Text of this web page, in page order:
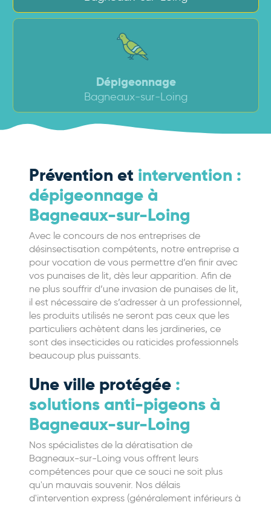
Dépigeonnage
Bagneaux-sur-Loing
Prévention et intervention :
dépigeonnage à
Bagneaux-sur-Loing
Avec le concours de nos entreprises de
désinsectisation compétents, notre entreprise a
pour vocation de vous permettre d’en finir avec
vos punaises de lit, dès leur apparition. Afin de
ne plus souffrir d’une invasion de punaises de lit,
il est nécessaire de s’adresser à un professionnel,
les produits utilisés ne seront pas ceux que les
particuliers achètent dans les jardineries, ce
sont des insecticides ou raticides professionnels
beaucoup plus puissants.
Une ville protégée :
solutions anti-pigeons à
Bagneaux-sur-Loing
Nos spécialistes de la dératisation de
Bagneaux-sur-Loing vous offrent leurs
compétences pour que ce souci ne soit plus
qu'un mauvais souvenir. Nos délais
d'intervention express (généralement inférieurs à